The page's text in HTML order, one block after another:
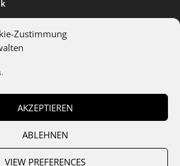
Zustimmung
AKZEPTIEREN
ABLEHNEN
VIEW PREFERENCES
Cookies Datenschutz